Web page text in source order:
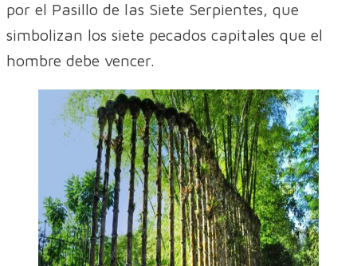
por el Pasillo de las Siete Serpientes, que
simbolizan los siete pecados capitales que el
hombre debe vencer.